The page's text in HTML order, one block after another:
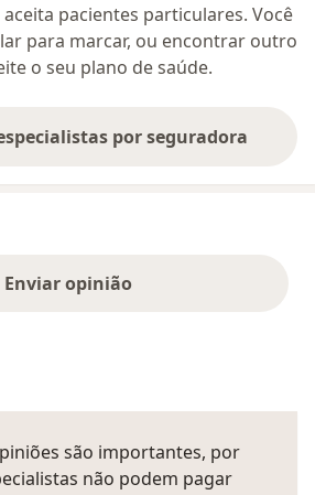
pacientes particulares. Você
para marcar, ou encontrar outro
o seu plano de saúde.
por seguradora
Enviar opinião
são importantes, por
não podem pagar